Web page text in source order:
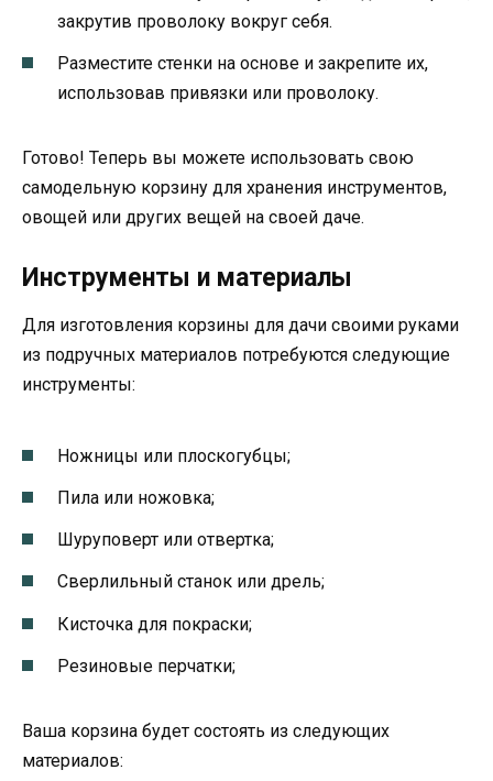
закрутив проволоку вокруг себя.
Разместите стенки на основе и закрепите их,
использовав привязки или проволоку.
Готово! Теперь вы можете использовать свою
самодельную корзину для хранения инструментов,
овощей или других вещей на своей даче.
Инструменты и материалы
Для изготовления корзины для дачи своими руками
из подручных материалов потребуются следующие
инструменты:
Ножницы или плоскогубцы;
Пила или ножовка;
Шуруповерт или отвертка;
Сверлильный станок или дрель;
Кисточка для покраски;
Резиновые перчатки;
Ваша корзина будет состоять из следующих
материалов: